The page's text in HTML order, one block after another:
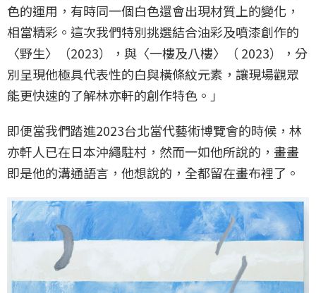
色的運用，有時同一個白色還會出現材質上的變化，
相當精彩。這次我們特別挑選結合油彩及噴漆創作的
〈野生〉（2023），與〈一樓及八樓〉（ 2023），分
別呈現他極具代表性的白與橫條紋元素，讓現場觀眾
能更快速的了解林亦軒的創作特色。」
即便當我們踏進2023台北當代藝術博覽會的時候，林
亦軒人已在日本沖繩駐村，然而一如他所說的，畫畫
即是他的溝通語言，他想說的，全都留在畫布裡了。